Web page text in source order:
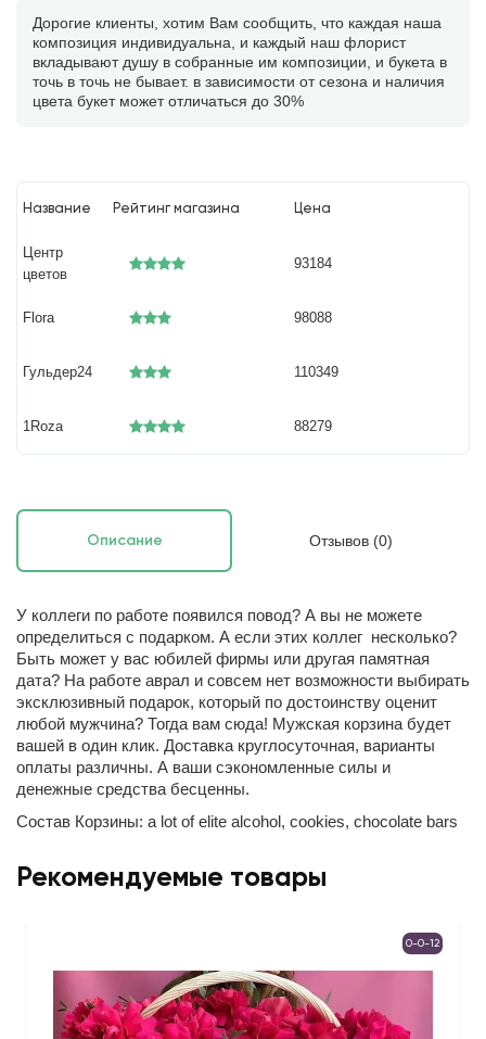
Дорогие клиенты, хотим Вам сообщить, что каждая наша
композиция индивидуальна, и каждый наш флорист
вкладывают душу в собранные им композиции, и букета в
точь в точь не бывает. в зависимости от сезона и наличия
цвета букет может отличаться до 30%
Название Рейтинг магазина Цена
Центр
цветов
93184
Flora 98088
Гульдер24 110349
1Roza 88279
Описание Отзывов (0)
У коллеги по работе появился повод? А вы не можете
определиться с подарком. А если этих коллег несколько?
Быть может у вас юбилей фирмы или другая памятная
дата? На работе аврал и совсем нет возможности выбирать
эксклюзивный подарок, который по достоинству оценит
любой мужчина? Тогда вам сюда! Мужская корзина будет
вашей в один клик. Доставка круглосуточная, варианты
оплаты различны. А ваши сэкономленные силы и
денежные средства бесценны.
Состав Корзины: a lot of elite alcohol, cookies, chocolate bars
Рекомендуемые товары
0-0-12